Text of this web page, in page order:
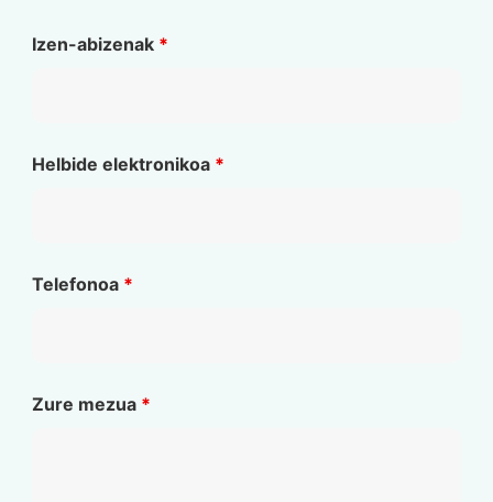
Izen-abizenak *
Helbide elektronikoa *
Telefonoa *
Zure mezua *